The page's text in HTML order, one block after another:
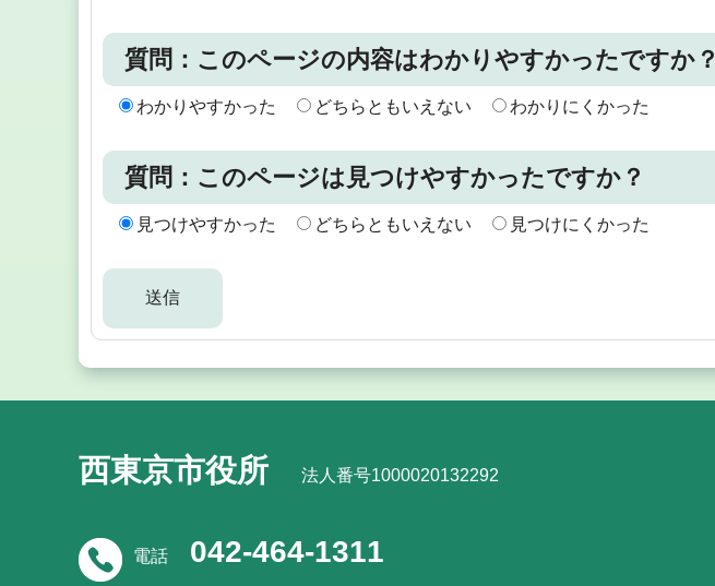
質問：このページの内容はわかりやすかったですか？
わかりやすかった どちらともいえない わかりにくかった
質問：このページは見つけやすかったですか？
見つけやすかった どちらともいえない 見つけにくかった
西東京市役所 法人番号1000020132292
電話 042-464-1311